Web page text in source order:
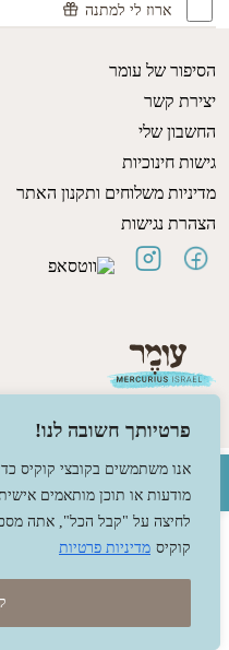
פרטיותך חשובה לנו!
אנו משתמשים בקובצי קוקיס
מודעות או תוכן מותאמים
לחיצה על "קבל הכל", אתה
קוקיס מדיניות פרטיות
פתח סרגל נגישות
ארוז לי למתנה
הסיפור של עומר
יצירת קשר
החשבון שלי
גישות חינוכיות
מדיניות משלוחים ותקנון האתר
הצהרת נגישות
עיצוב -גל פלג , בניה -שמרת